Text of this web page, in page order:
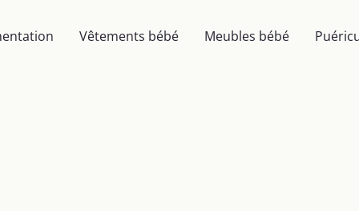
Vêtements bébé Meubles bébé